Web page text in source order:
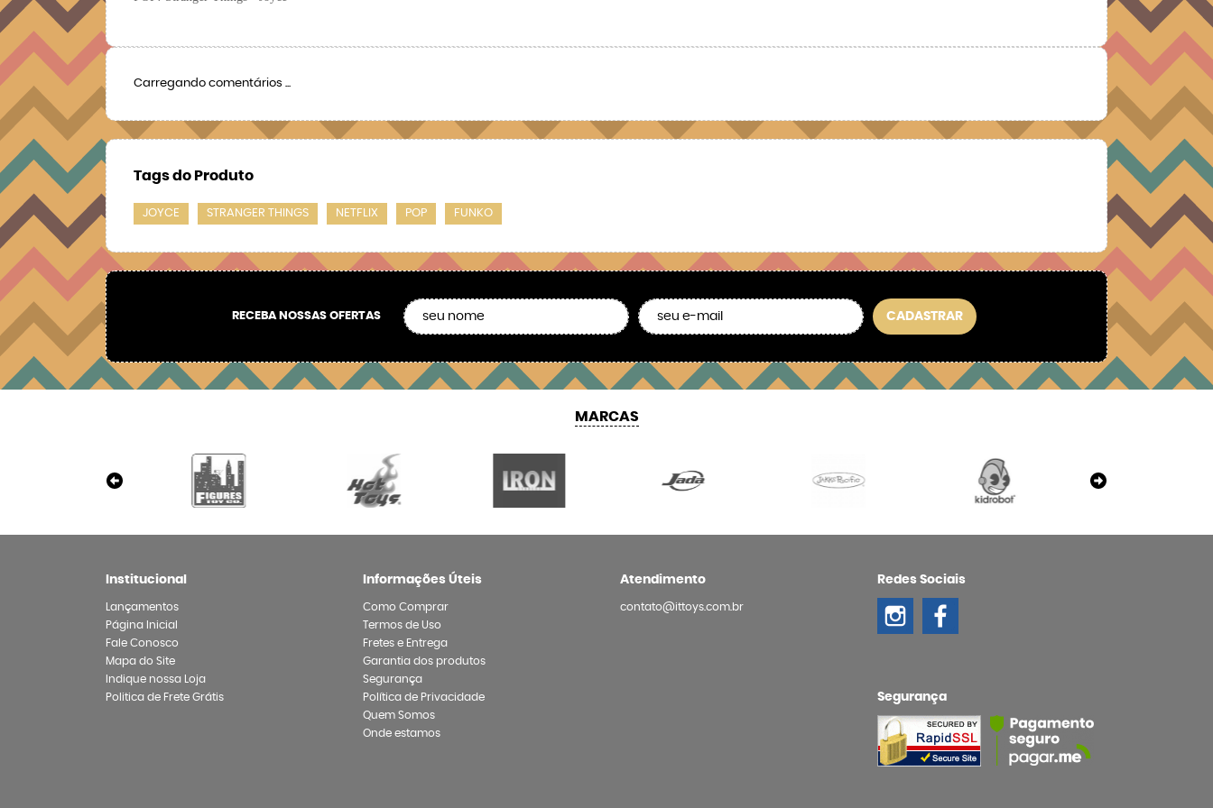
Carregando comentários ...
Tags do Produto
JOYCE STRANGER THINGS NETFLIX POP FUNKO
RECEBA NOSSAS OFERTAS CADASTRAR
MARCAS
Institucional
Lançamentos
Página Inicial
Fale Conosco
Mapa do Site
Indique nossa Loja
Politica de Frete Grátis
Informações Úteis
Como Comprar
Termos de Uso
Fretes e Entrega
Garantia dos produtos
Segurança
Política de Privacidade
Quem Somos
Onde estamos
Atendimento
contato@ittoys.com.br
Redes Sociais
Segurança